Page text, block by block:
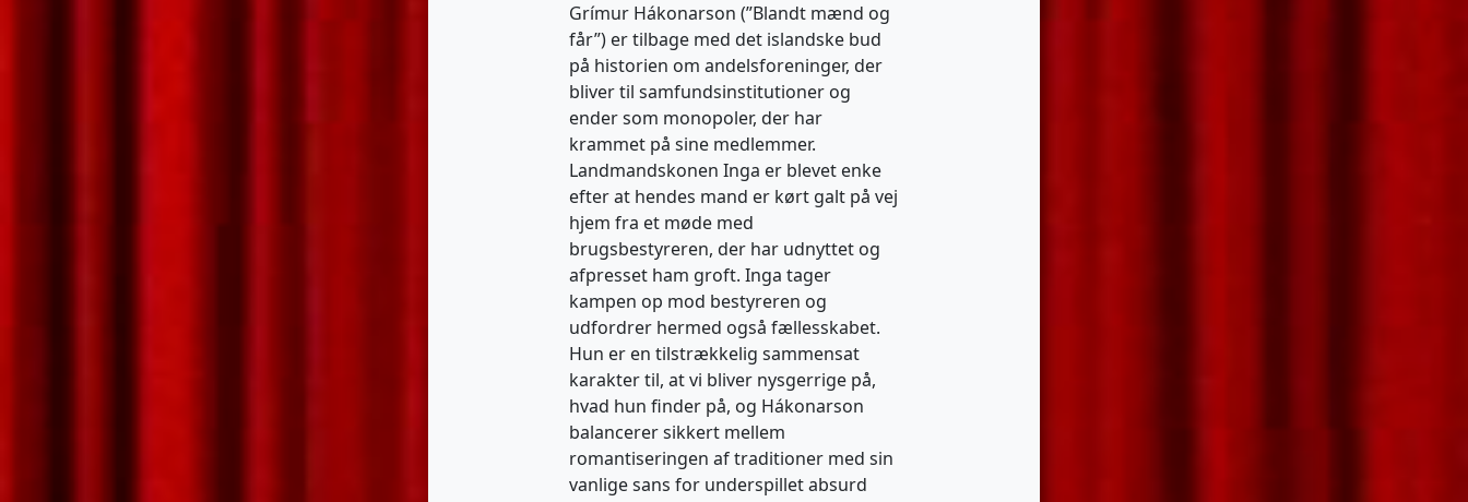
Grímur Hákonarson (”Blandt mænd og
får”) er tilbage med det islandske bud
på historien om andelsforeninger, der
bliver til samfundsinstitutioner og
ender som monopoler, der har
krammet på sine medlemmer.
Landmandskonen Inga er blevet enke
efter at hendes mand er kørt galt på vej
hjem fra et møde med
brugsbestyreren, der har udnyttet og
afpresset ham groft. Inga tager
kampen op mod bestyreren og
udfordrer hermed også fællesskabet.
Hun er en tilstrækkelig sammensat
karakter til, at vi bliver nysgerrige på,
hvad hun finder på, og Hákonarson
balancerer sikkert mellem
romantiseringen af traditioner med sin
vanlige sans for underspillet absurd